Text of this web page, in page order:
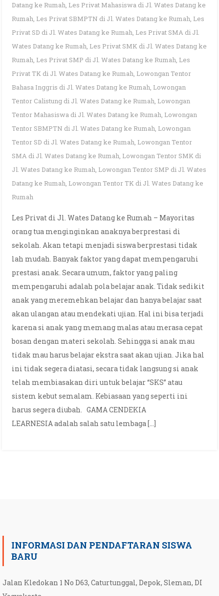
Datang ke Rumah, Les Privat Mahasiswa di Jl. Wates Datang ke
Rumah, Les Privat SBMPTN di Jl. Wates Datang ke Rumah, Les
Privat SD di Jl. Wates Datang ke Rumah, Les Privat SMA di Jl.
Wates Datang ke Rumah, Les Privat SMK di Jl. Wates Datang ke
Rumah, Les Privat SMP di Jl. Wates Datang ke Rumah, Les
Privat TK di Jl. Wates Datang ke Rumah, Lowongan Tentor
Bahasa Inggris di Jl. Wates Datang ke Rumah, Lowongan
Tentor Calistung di Jl. Wates Datang ke Rumah, Lowongan
Tentor Mahasiswa di Jl. Wates Datang ke Rumah, Lowongan
Tentor SBMPTN di Jl. Wates Datang ke Rumah, Lowongan
Tentor SD di Jl. Wates Datang ke Rumah, Lowongan Tentor
SMA di Jl. Wates Datang ke Rumah, Lowongan Tentor SMK di
Jl. Wates Datang ke Rumah, Lowongan Tentor SMP di Jl. Wates
Datang ke Rumah, Lowongan Tentor TK di Jl. Wates Datang ke
Rumah
Les Privat di Jl. Wates Datang ke Rumah – Mayoritas
orang tua menginginkan anaknya berprestasi di
sekolah. Akan tetapi menjadi siswa berprestasi tidak
lah mudah. Banyak faktor yang dapat mempengaruhi
prestasi anak. Secara umum, faktor yang paling
mempengaruhi adalah pola belajar anak. Tidak sedikit
anak yang meremehkan belajar dan hanya belajar saat
akan ulangan atau mendekati ujian. Hal ini bisa terjadi
karena si anak yang memang malas atau merasa cepat
bosan dengan materi sekolah. Sehingga si anak mau
tidak mau harus belajar ekstra saat akan ujian. Jika hal
ini tidak segera diatasi, secara tidak langsung si anak
telah membiasakan diri untuk belajar “SKS” atau
sistem kebut semalam. Kebiasaan yang seperti ini
harus segera diubah. GAMA CENDEKIA
LEARNESIA adalah salah satu lembaga […]
INFORMASI DAN PENDAFTARAN SISWA
BARU
Jalan Kledokan 1 No D63, Caturtunggal, Depok, Sleman, DI